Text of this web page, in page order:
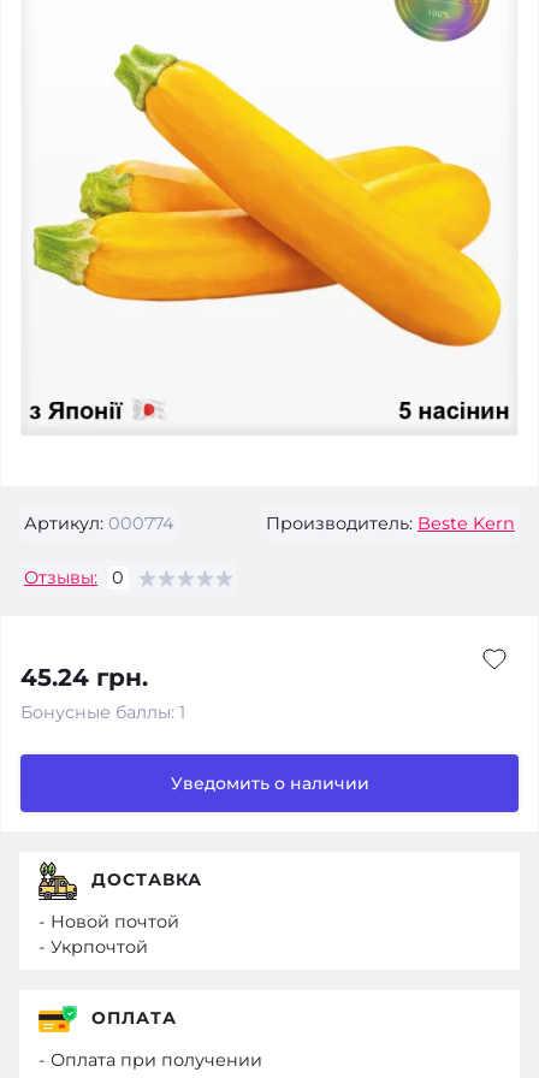
Артикул: 000774 Производитель: Beste Kern
Отзывы: 0
45.24 грн.
Бонусные баллы: 1
Уведомить о наличии
ДОСТАВКА
- Новой почтой
- Укрпочтой
ОПЛАТА
- Оплата при получении